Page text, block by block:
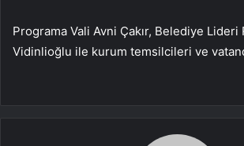
Programa Vali Avni Çakır, Belediye Lideri
Vidinlioğlu ile kurum temsilcileri ve